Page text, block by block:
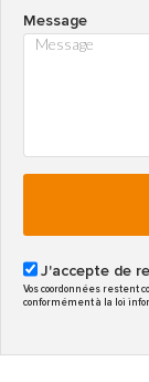
Message
J'accepte de
Vos coordonnées restent
conformément à la loi